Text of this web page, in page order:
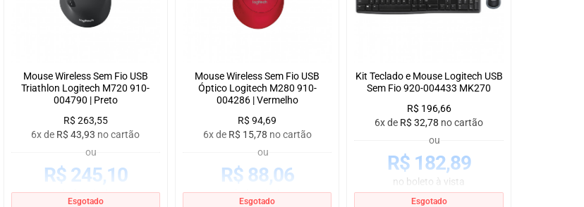
Mouse Wireless Sem Fio USB
Triathlon Logitech M720 910-
004790 | Preto
R$ 263,55
6x de R$ 43,93 no cartão
ou
R$245,10
no boleto à vista
Esgotado
Mouse Wireless Sem Fio USB
Óptico Logitech M280 910-
004286 | Vermelho
R$ 94,69
6x de R$ 15,78 no cartão
ou
R$88,06
no boleto à vista
Esgotado
Kit Teclado e Mouse Logitech USB
Sem Fio 920-004433 MK270
R$ 196,66
6x de R$ 32,78 no cartão
ou
R$182,89
no boleto à vista
Esgotado